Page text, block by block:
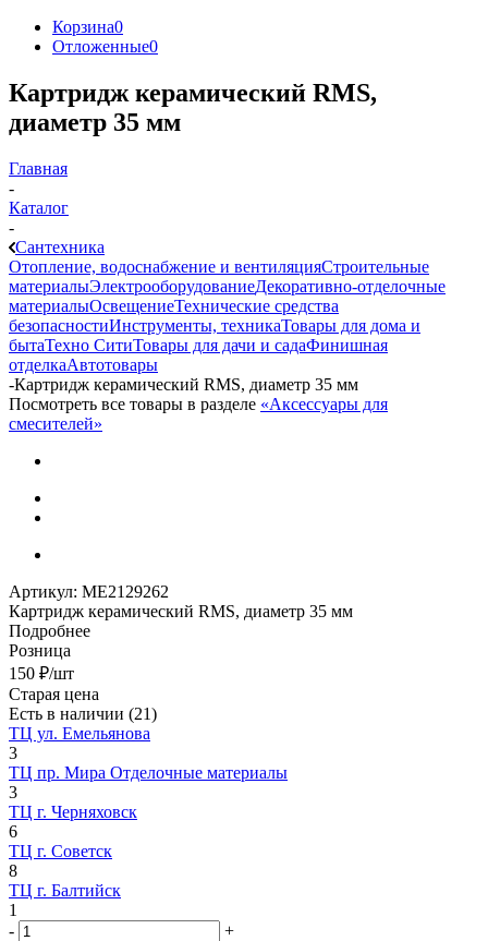
Корзина0
Отложенные0
Картридж керамический RMS,
диаметр 35 мм
Главная
-
Каталог
-
Сантехника
Отопление, водоснабжение и вентиляцияСтроительные
материалыЭлектрооборудованиеДекоративно-отделочные
материалыОсвещениеТехнические средства
безопасностиИнструменты, техникаТовары для дома и
бытаТехно СитиТовары для дачи и садаФинишная
отделкаАвтотовары
-Картридж керамический RMS, диаметр 35 мм
Посмотреть все товары в разделе «Аксессуары для
смесителей»
Артикул: МЕ2129262
Картридж керамический RMS, диаметр 35 мм
Подробнее
Розница
150 ₽/шт
Старая цена
Есть в наличии (21)
ТЦ ул. Емельянова
3
ТЦ пр. Мира Отделочные материалы
3
ТЦ г. Черняховск
6
ТЦ г. Советск
8
ТЦ г. Балтийск
1
-
+